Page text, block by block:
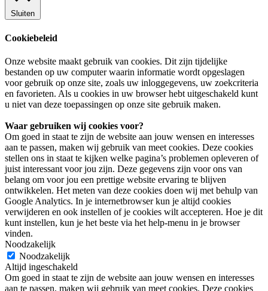
Sluiten
Cookiebeleid
Onze website maakt gebruik van cookies. Dit zijn tijdelijke
bestanden op uw computer waarin informatie wordt opgeslagen
voor gebruik op onze site, zoals uw inloggegevens, uw zoekcriteria
en favorieten. Als u cookies in uw browser hebt uitgeschakeld kunt
u niet van deze toepassingen op onze site gebruik maken.
Waar gebruiken wij cookies voor?
Om goed in staat te zijn de website aan jouw wensen en interesses
aan te passen, maken wij gebruik van meet cookies. Deze cookies
stellen ons in staat te kijken welke pagina’s problemen opleveren of
juist interessant voor jou zijn. Deze gegevens zijn voor ons van
belang om voor jou een prettige website ervaring te blijven
ontwikkelen. Het meten van deze cookies doen wij met behulp van
Google Analytics. In je internetbrowser kun je altijd cookies
verwijderen en ook instellen of je cookies wilt accepteren. Hoe je dit
kunt instellen, kun je het beste via het help-menu in je browser
vinden.
Noodzakelijk
Noodzakelijk
Altijd ingeschakeld
Om goed in staat te zijn de website aan jouw wensen en interesses
aan te passen, maken wij gebruik van meet cookies. Deze cookies